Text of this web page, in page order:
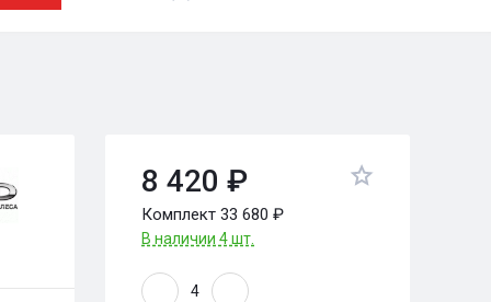
8 420 ₽
Комплект 33 680 ₽
В наличии 4 шт.